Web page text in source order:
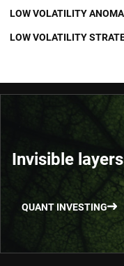
LOW VOLATILITY
LOW VOLATILITY
Invisible
QUANT INVESTING